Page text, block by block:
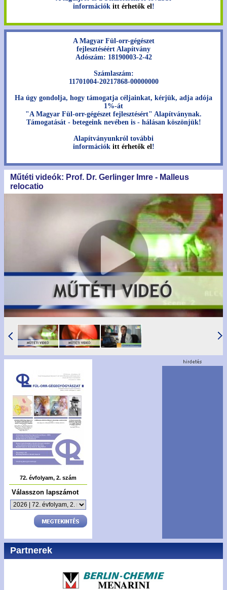
információk itt érhetők el!
A Magyar Fül-orr-gégészet
fejlesztéséért Alapítvány
Adószám: 18190003-2-42
Számlaszám:
11701004-20217868-00000000
Ha úgy gondolja, hogy támogatja céljainkat, kérjük, adja adója
1%-át
"A Magyar Fül-orr-gégészet fejlesztésért" Alapítványnak.
Támogatását - betegeink nevében is - hálásan köszönjük!
Alapítványunkról további
információk itt érhetők el!
Műtéti videók: Prof. Dr. Gerlinger Imre - Malleus
relocatio
72. évfolyam, 2. szám
Válasszon lapszámot
Partnerek